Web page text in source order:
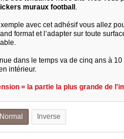
muraux football .
avec cet adhésif vous allez
format et l’adapter sur toute
dans le temps va de cinq ans à
intérieur.
= la partie la plus grande de
Normal Inverse